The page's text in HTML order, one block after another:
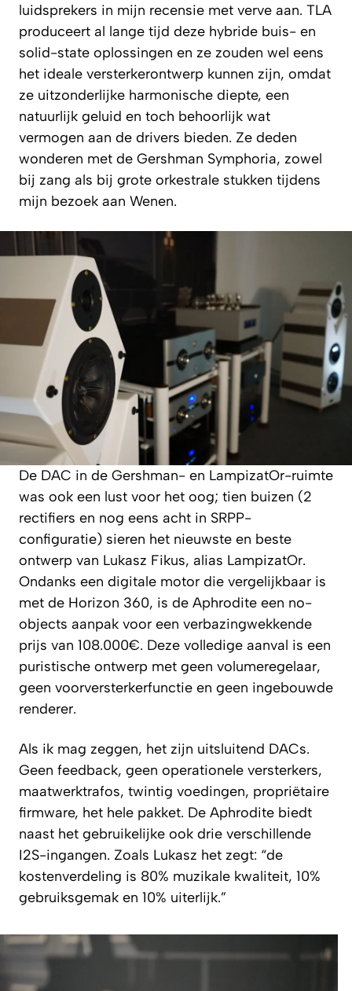
luidsprekers in mijn recensie met verve aan. TLA
produceert al lange tijd deze hybride buis- en
solid-state oplossingen en ze zouden wel eens
het ideale versterkerontwerp kunnen zijn, omdat
ze uitzonderlijke harmonische diepte, een
natuurlijk geluid en toch behoorlijk wat
vermogen aan de drivers bieden. Ze deden
wonderen met de Gershman Symphoria, zowel
bij zang als bij grote orkestrale stukken tijdens
mijn bezoek aan Wenen.
De DAC in de Gershman- en LampizatOr-ruimte
was ook een lust voor het oog; tien buizen (2
rectifiers en nog eens acht in SRPP-
configuratie) sieren het nieuwste en beste
ontwerp van Lukasz Fikus, alias LampizatOr.
Ondanks een digitale motor die vergelijkbaar is
met de Horizon 360, is de Aphrodite een no-
objects aanpak voor een verbazingwekkende
prijs van 108.000€. Deze volledige aanval is een
puristische ontwerp met geen volumeregelaar,
geen voorversterkerfunctie en geen ingebouwde
renderer.
Als ik mag zeggen, het zijn uitsluitend DACs.
Geen feedback, geen operationele versterkers,
maatwerktrafos, twintig voedingen, propriëtaire
firmware, het hele pakket. De Aphrodite biedt
naast het gebruikelijke ook drie verschillende
I2S-ingangen. Zoals Lukasz het zegt: “de
kostenverdeling is 80% muzikale kwaliteit, 10%
gebruiksgemak en 10% uiterlijk.”